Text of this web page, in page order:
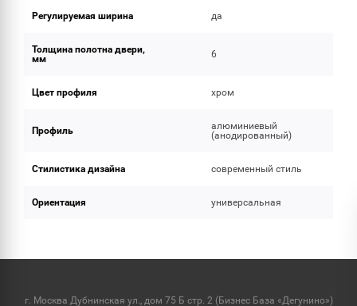
Регулируемая ширина да
Толщина полотна двери,
мм
6
Цвет профиля хром
Профиль
алюминиевый
(анодированный)
Стилистика дизайна современный стиль
Ориентация универсальная
г. Москва Дубнинская ул., дом 75 Б стр. 2 (Бизнес База «Дегунино»)